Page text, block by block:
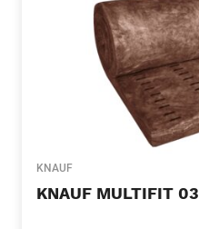
KNAUF
KNAUF MULTIFIT